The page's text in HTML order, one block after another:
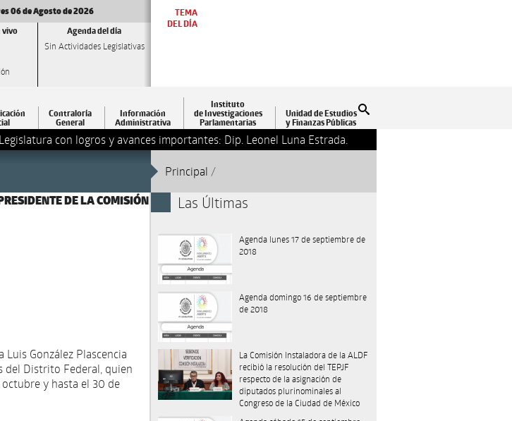
06 de Agosto de 2026
vivo Agenda del día
Sin Actividades Legislativas
TEMA
DEL DÍA
Contraloría
General
Información
Administrativa
Instituto
de Investigaciones
Parlamentarias
Unidad de Estudios
y Finanzas Públicas
con logros y avances importantes: Dip. Leonel Luna Estrada.
Principal /
DE LA COMISIÓN
González Plascencia
del Distrito Federal, quien
y hasta el 30 de
Las Últimas
Agenda lunes 17 de septiembre de
2018
Agenda domingo 16 de septiembre
de 2018
La Comisión Instaladora de la ALDF
recibió la resolución del TEPJF
respecto de la asignación de
diputados plurinominales al
Congreso de la Ciudad de México